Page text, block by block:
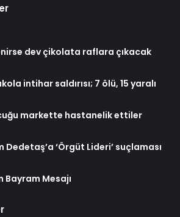
dev çikolata raflara çıkacak
intihar saldırısı; 7 ölü, 15 yaralı
markette hastanelik ettiler
Dedetaş’a ‘Örgüt Lideri’ suçlaması
Bayram Mesajı